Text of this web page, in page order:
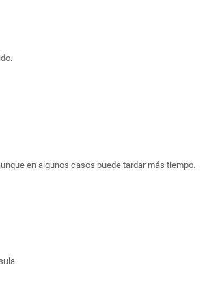
en algunos casos puede tardar más tiempo.